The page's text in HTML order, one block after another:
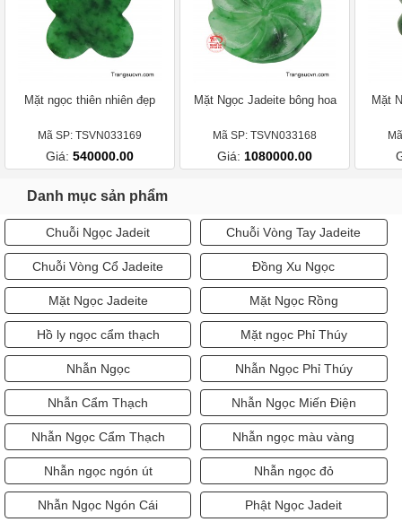
Mặt ngọc thiên nhiên đẹp
Mã SP: TSVN033169
Giá: 540000.00
Mặt Ngọc Jadeite bông hoa
Mã SP: TSVN033168
Giá: 1080000.00
Mặt
Danh mục sản phẩm
Chuỗi Ngọc Jadeit Chuỗi Vòng Tay Jadeite
Chuỗi Vòng Cổ Jadeite Đồng Xu Ngọc
Mặt Ngọc Jadeite Mặt Ngọc Rồng
Hồ ly ngọc cẩm thạch Mặt ngọc Phỉ Thúy
Nhẫn Ngọc Nhẫn Ngọc Phỉ Thúy
Nhẫn Cẩm Thạch Nhẫn Ngọc Miến Điện
Nhẫn Ngọc Cẩm Thạch Nhẫn ngọc màu vàng
Nhẫn ngọc ngón út Nhẫn ngọc đỏ
Nhẫn Ngọc Ngón Cái Phật Ngọc Jadeit